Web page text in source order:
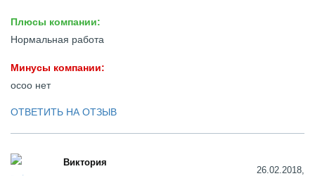
Плюсы компании:
Нормальная работа
Минусы компании:
осоо нет
ОТВЕТИТЬ НА ОТЗЫВ
Виктория
26.02.2018,